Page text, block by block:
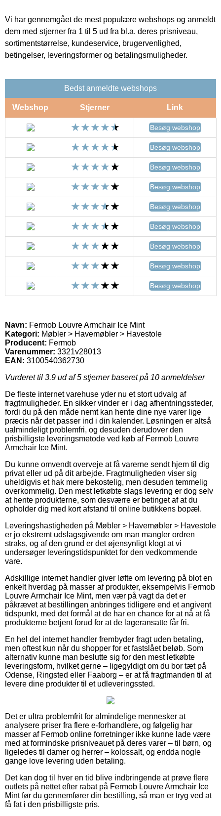
Vi har gennemgået de mest populære webshops og anmeldt
dem med stjerner fra 1 til 5 ud fra bl.a. deres prisniveau,
sortimentstørrelse, kundeservice, brugervenlighed,
betingelser, leveringsformer og betalingsmuligheder.
Bedst anmeldte webshops
Webshop Stjerner Link
Besøg webshop
Besøg webshop
Besøg webshop
Besøg webshop
Besøg webshop
Besøg webshop
Besøg webshop
Besøg webshop
Besøg webshop
Navn: Fermob Louvre Armchair Ice Mint
Kategori: Møbler > Havemøbler > Havestole
Producent: Fermob
Varenummer: 3321v28013
EAN: 3100540362730
Vurderet til 3.9 ud af 5 stjerner baseret på 10 anmeldelser
De fleste internet varehuse yder nu et stort udvalg af
fragtmuligheder. En sikker vinder er i dag afhentningssteder,
fordi du på den måde nemt kan hente dine nye varer lige
præcis når det passer ind i din kalender. Løsningen er altså
ualmindeligt problemfri, og desuden derudover den
prisbilligste leveringsmetode ved køb af Fermob Louvre
Armchair Ice Mint.
Du kunne omvendt overveje at få varerne sendt hjem til dig
privat eller ud på dit arbejde. Fragtmuligheden viser sig
uheldigvis et hak mere bekostelig, men desuden temmelig
overkommelig. Den mest letkøbte slags levering er dog selv
at hente produkterne, som desværre er betinget af at du
opholder dig med kort afstand til online butikkens bopæl.
Leveringshastigheden på Møbler > Havemøbler > Havestole
er jo ekstremt udslagsgivende om man mangler ordren
straks, og af den grund er det øjensynligt klogt at vi
undersøger leveringstidspunktet for den vedkommende
vare.
Adskillige internet handler giver løfte om levering på blot en
enkelt hverdag på masser af produkter, eksempelvis Fermob
Louvre Armchair Ice Mint, men vær på vagt da det er
påkrævet at bestillingen anbringes tidligere end et angivent
tidspunkt, med det formål at de har en chance for at nå at få
produkterne betjent forud for at de lageransatte får fri.
En hel del internet handler frembyder fragt uden betaling,
men oftest kun når du shopper for et fastslået beløb. Som
alternativ kunne man beslutte sig for den mest letkøbte
leveringsform, hvilket gerne – ligegyldigt om du bor tæt på
Odense, Ringsted eller Faaborg – er at få fragtmanden til at
levere dine produkter til et udleveringssted.
Det er ultra problemfrit for almindelige mennesker at
analysere priser fra flere e-forhandlere, og følgelig har
masser af Fermob online forretninger ikke kunne lade være
med at formindske prisniveauet på deres varer – til børn, og
ligeledes til damer og herrer – kolossalt, og endda nogle
gange love levering uden betaling.
Det kan dog til hver en tid blive indbringende at prøve flere
outlets på nettet efter rabat på Fermob Louvre Armchair Ice
Mint før du gennemfører din bestilling, så man er tryg ved at
få fat i den prisbilligste pris.